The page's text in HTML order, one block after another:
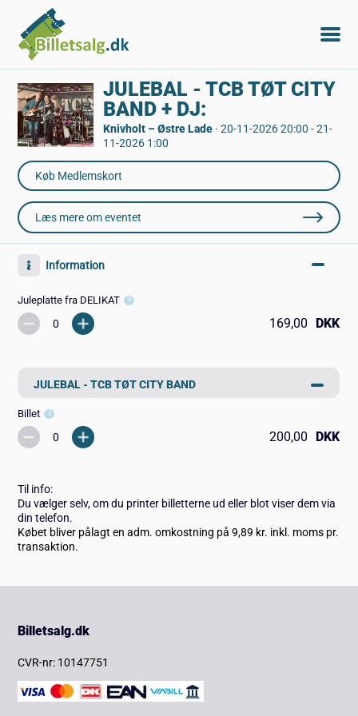
JULEBAL - TCB TØT CITY
BAND + DJ:
Knivholt – Østre Lade ·20-11-2026 20:00 - 21-
11-2026 1:00
Læs mere om eventet
Information
Juleplatte fra DELIKAT
169,00 DKK
JULEBAL - TCB TØT CITY BAND
Billet
200,00 DKK
Til info:
Du vælger selv, om du printer billetterne ud eller blot viser dem via
din telefon.
Købet bliver pålagt en adm. omkostning på 9,89 kr. inkl. moms pr.
transaktion.
Billetsalg.dk
CVR-nr: 10147751